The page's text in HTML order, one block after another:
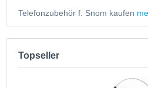
Telefonzubehör f. Snom kaufen
Topseller